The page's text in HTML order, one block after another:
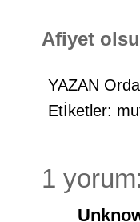
Afiyet
YAZAN
Etİketler:
1